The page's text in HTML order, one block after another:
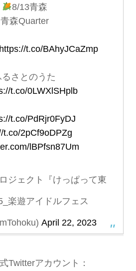
8/13青森
青森Quarter
t.co/BAhyJCaZmp
るさとのうた
t.co/0LWXlSHplb
t.co/PdRjr0FyDJ
t.co/2pCf9oDPZg
lBPfsn87Um
ジェクト『けっぱって東
楽遊アイドルフェス
April 22, 2023
Twitterアカウント：